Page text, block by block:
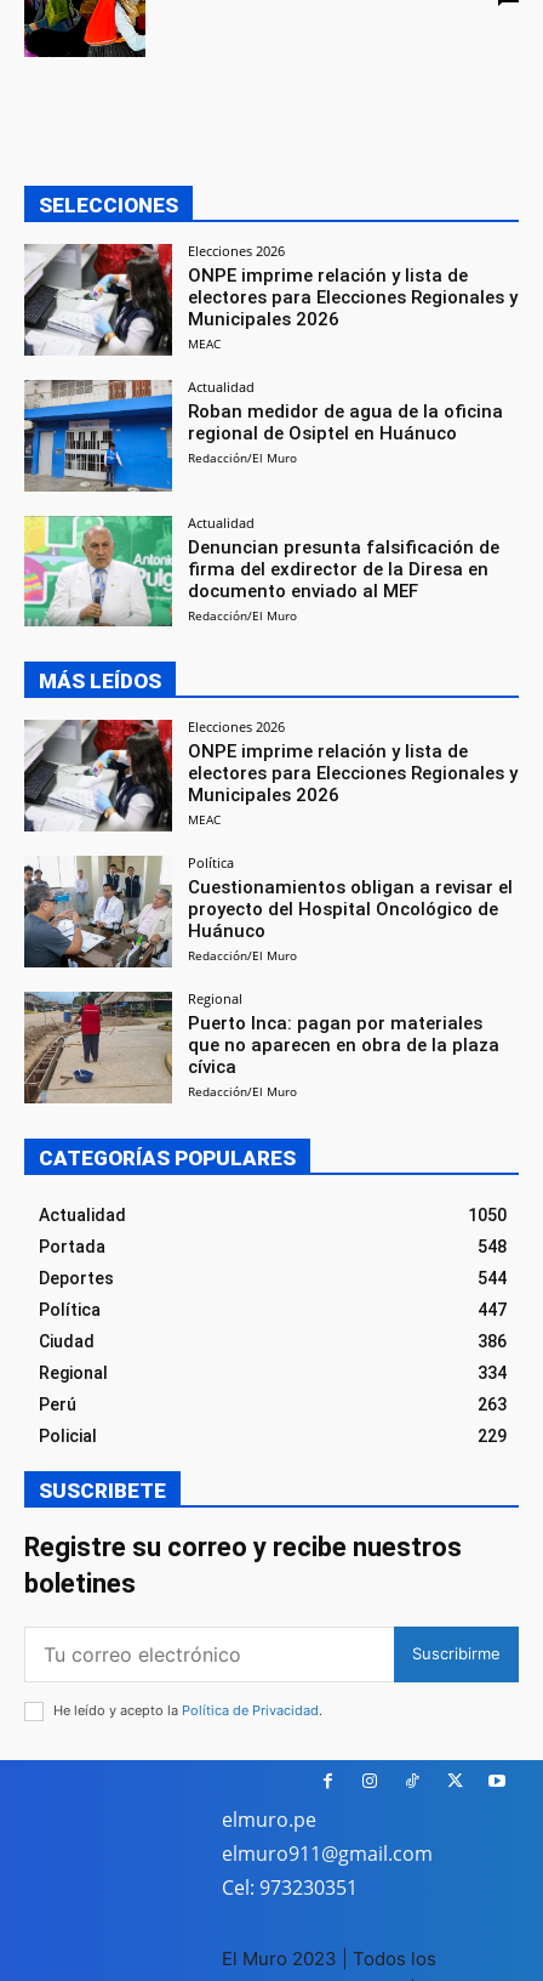
SELECCIONES
Elecciones 2026
ONPE imprime relación y lista de
electores para Elecciones Regionales y
Municipales 2026
MEAC
Actualidad
Roban medidor de agua de la oficina
regional de Osiptel en Huánuco
Redacción/El Muro
Actualidad
Denuncian presunta falsificación de
firma del exdirector de la Diresa en
documento enviado al MEF
Redacción/El Muro
MÁS LEÍDOS
Elecciones 2026
ONPE imprime relación y lista de
electores para Elecciones Regionales y
Municipales 2026
MEAC
Política
Cuestionamientos obligan a revisar el
proyecto del Hospital Oncológico de
Huánuco
Redacción/El Muro
Regional
Puerto Inca: pagan por materiales
que no aparecen en obra de la plaza
cívica
Redacción/El Muro
CATEGORÍAS POPULARES
Actualidad
1050
Portada
548
Deportes
544
Política
447
Ciudad
386
Regional
334
Perú
263
Policial
229
SUSCRIBETE
Registre su correo y recibe nuestros
boletines
Suscribirme
He leído y acepto la Política de Privacidad.
elmuro.pe
elmuro911@gmail.com
Cel: 973230351
El Muro 2023 | Todos los